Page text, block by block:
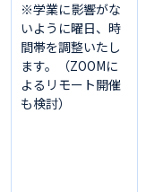
※学業に影響がな
いように曜日、時
間帯を調整いたし
ます。（ZOOMに
よるリモート開催
も検討）